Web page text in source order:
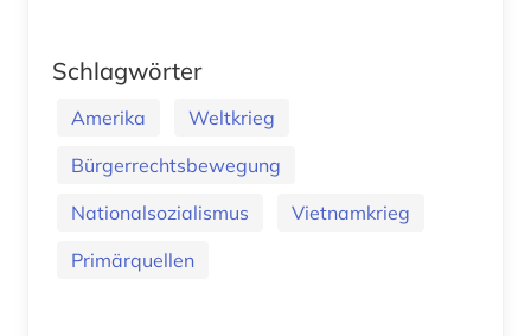
Schlagwörter
Amerika
Weltkrieg
Bürgerrechtsbewegung
Nationalsozialismus
Vietnamkrieg
Primärquellen